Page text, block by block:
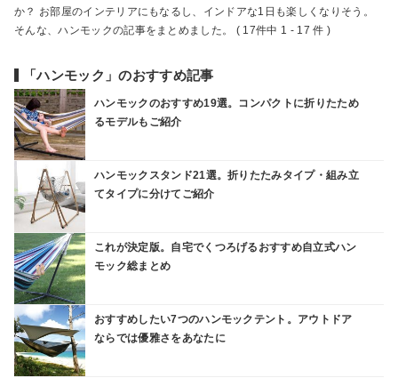
か？ お部屋のインテリアにもなるし、インドアな1日も楽しくなりそう。
そんな、ハンモックの記事をまとめました。 ( 17件中 1 - 17 件 )
「ハンモック」のおすすめ記事
ハンモックのおすすめ19選。コンパクトに折りたため
るモデルもご紹介
ハンモックスタンド21選。折りたたみタイプ・組み立
てタイプに分けてご紹介
これが決定版。自宅でくつろげるおすすめ自立式ハン
モック総まとめ
おすすめしたい7つのハンモックテント。アウトドア
ならでは優雅さをあなたに